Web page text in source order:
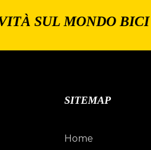
SUL MONDO BICI
SITEMAP
Home